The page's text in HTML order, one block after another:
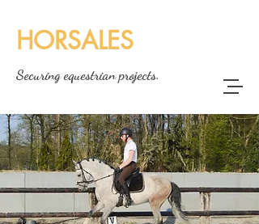
HORSALES
Securing equestrian projects.